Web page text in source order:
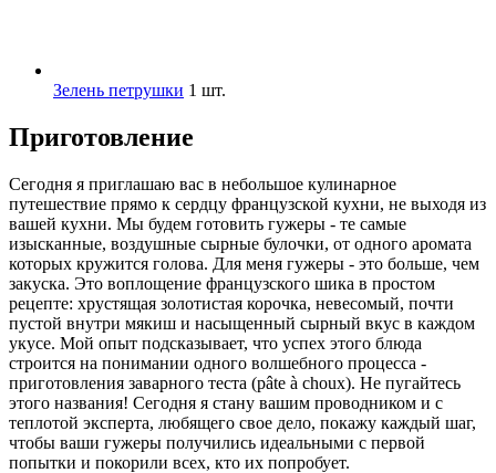
Зелень петрушки 1 шт.
Приготовление
Сегодня я приглашаю вас в небольшое кулинарное
путешествие прямо к сердцу французской кухни, не выходя из
вашей кухни. Мы будем готовить гужеры - те самые
изысканные, воздушные сырные булочки, от одного аромата
которых кружится голова. Для меня гужеры - это больше, чем
закуска. Это воплощение французского шика в простом
рецепте: хрустящая золотистая корочка, невесомый, почти
пустой внутри мякиш и насыщенный сырный вкус в каждом
укусе. Мой опыт подсказывает, что успех этого блюда
строится на понимании одного волшебного процесса -
приготовления заварного теста (pâte à choux). Не пугайтесь
этого названия! Сегодня я стану вашим проводником и с
теплотой эксперта, любящего свое дело, покажу каждый шаг,
чтобы ваши гужеры получились идеальными с первой
попытки и покорили всех, кто их попробует.